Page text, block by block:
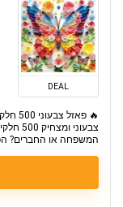
DEAL
המשפחה או החברים?